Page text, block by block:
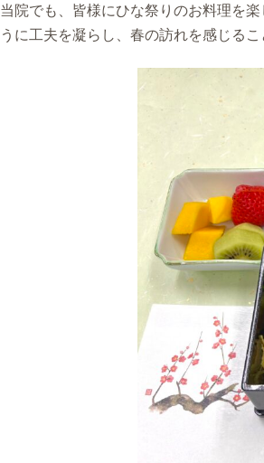
当院でも、皆様にひな祭りのお料理を
うに工夫を凝らし、春の訪れを感じる